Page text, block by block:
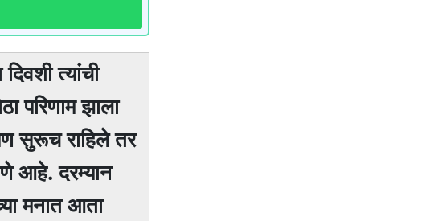
त्यांची
परिणाम झाला
सुरूच राहिले तर
आहे. दरम्यान
मनात आता